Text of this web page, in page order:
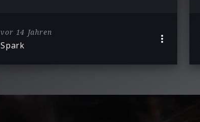
vor 14 Jahren
Spark